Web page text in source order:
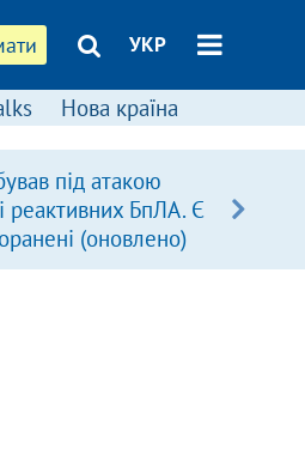
УКР
Нова країна
під атакою
реактивних БпЛА. Є
(оновлено)